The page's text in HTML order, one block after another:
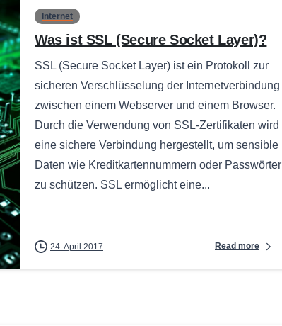
Internet
Was ist SSL (Secure Socket Layer)?
SSL (Secure Socket Layer) ist ein Protokoll zur
sicheren Verschlüsselung der Internetverbindung
zwischen einem Webserver und einem Browser.
Durch die Verwendung von SSL-Zertifikaten wird
eine sichere Verbindung hergestellt, um sensible
Daten wie Kreditkartennummern oder Passwörter
zu schützen. SSL ermöglicht eine...
24. April 2017 Read more